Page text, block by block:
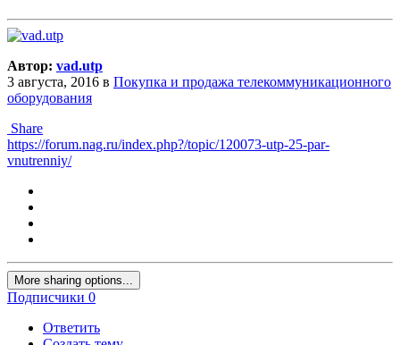
Автор: vad.utp
3 августа, 2016 в Покупка и продажа телекоммуникационного
оборудования
Share
https://forum.nag.ru/index.php?/topic/120073-utp-25-par-
vnutrenniy/
More sharing options...
Подписчики 0
Ответить